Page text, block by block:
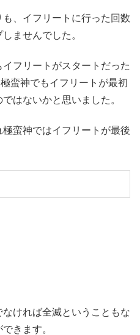
、イフリートに行った回数
ませんでした。
フリートがスタートだった
蛮神でもイフリートが最初
はないかと思いました。
蛮神ではイフリートが最後
ければ全滅ということもな
きます。